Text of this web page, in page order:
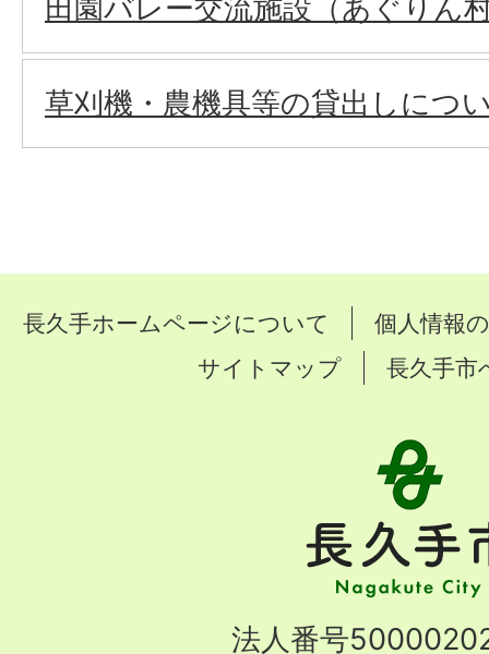
田園バレー交流施設（あぐりん
草刈機・農機具等の貸出しにつ
長久手ホームページについて
個人情報
サイトマップ
長久手市
手
市
法人番号